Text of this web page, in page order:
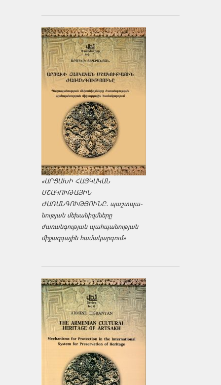
«ԱՐՑԱԽԻ ՀԱՅԿԱԿԱՆ
ՄՇԱԿՈՒԹԱՅԻՆ
ԺԱՌԱՆԳՈՒԹՅՈՒՆԸ․ պաշտպա­
նության մեխանիզմները
ժառանգության պահպանության
միջազ­գային համակարգում»